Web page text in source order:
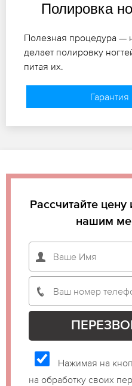
Полировка
Полезная процедура —
делает полировку
питая их.
Гарантия
Рассчитайте цену
нашим
Нажимая на
на обработку своих